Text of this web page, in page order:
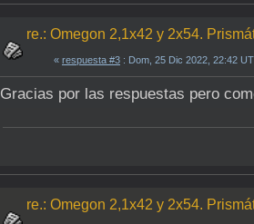
re.: Omegon 2,1x42 y 2x54.
« respuesta #3 : Dom, 25 Dic 2022, 22:42
Gracias por las respuestas pero
re.: Omegon 2,1x42 y 2x54.